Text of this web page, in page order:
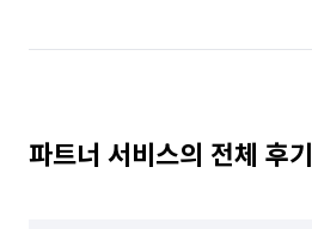
파트너 서비스의 전체 후기